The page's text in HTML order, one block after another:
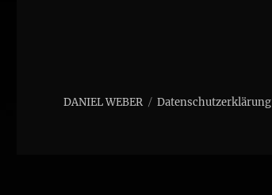
DANIEL WEBER Datenschutzerklärung